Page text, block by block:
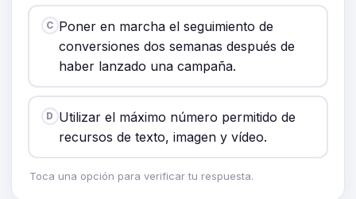
C Poner en marcha el seguimiento de
conversiones dos semanas después de
haber lanzado una campaña.
D Utilizar el máximo número permitido de
recursos de texto, imagen y vídeo.
Toca una opción para verificar tu respuesta.